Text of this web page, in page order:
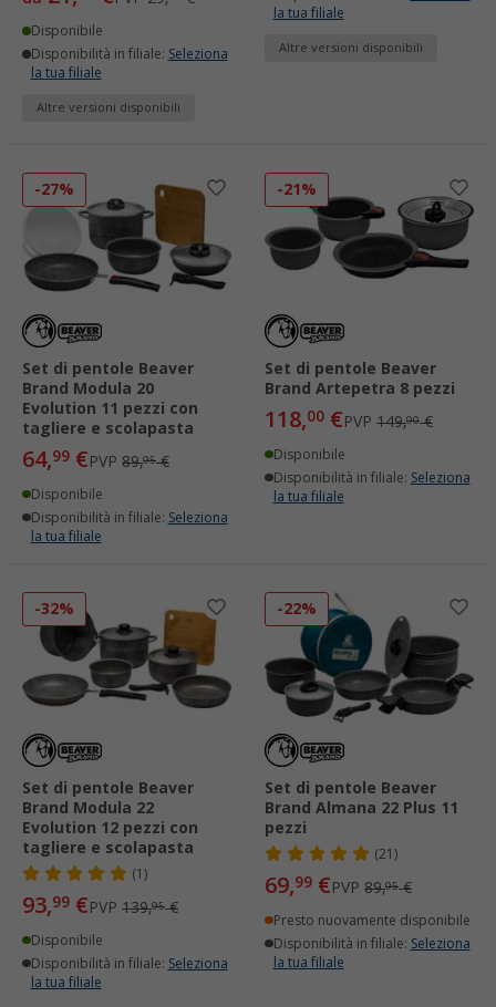
Disponibile
Disponibilità in filiale: Seleziona
la tua filiale
Altre versioni disponibili
la tua filiale
Altre versioni disponibili
-27%
Set di pentole Beaver
Brand Modula 20
Evolution 11 pezzi con
tagliere e scolapasta
64,99 €PVP 89,95€
Disponibile
Disponibilità in filiale: Seleziona
la tua filiale
-21%
Set di pentole Beaver
Brand Artepetra 8 pezzi
118,00 €PVP 149,90€
Disponibile
Disponibilità in filiale: Seleziona
la tua filiale
-32%
Set di pentole Beaver
Brand Modula 22
Evolution 12 pezzi con
tagliere e scolapasta
(1)
93,99 €PVP 139,95€
Disponibile
Disponibilità in filiale: Seleziona
la tua filiale
-22%
Set di pentole Beaver
Brand Almana 22 Plus 11
pezzi
(21)
69,99 €PVP 89,95€
Presto nuovamente disponibile
Disponibilità in filiale: Seleziona
la tua filiale